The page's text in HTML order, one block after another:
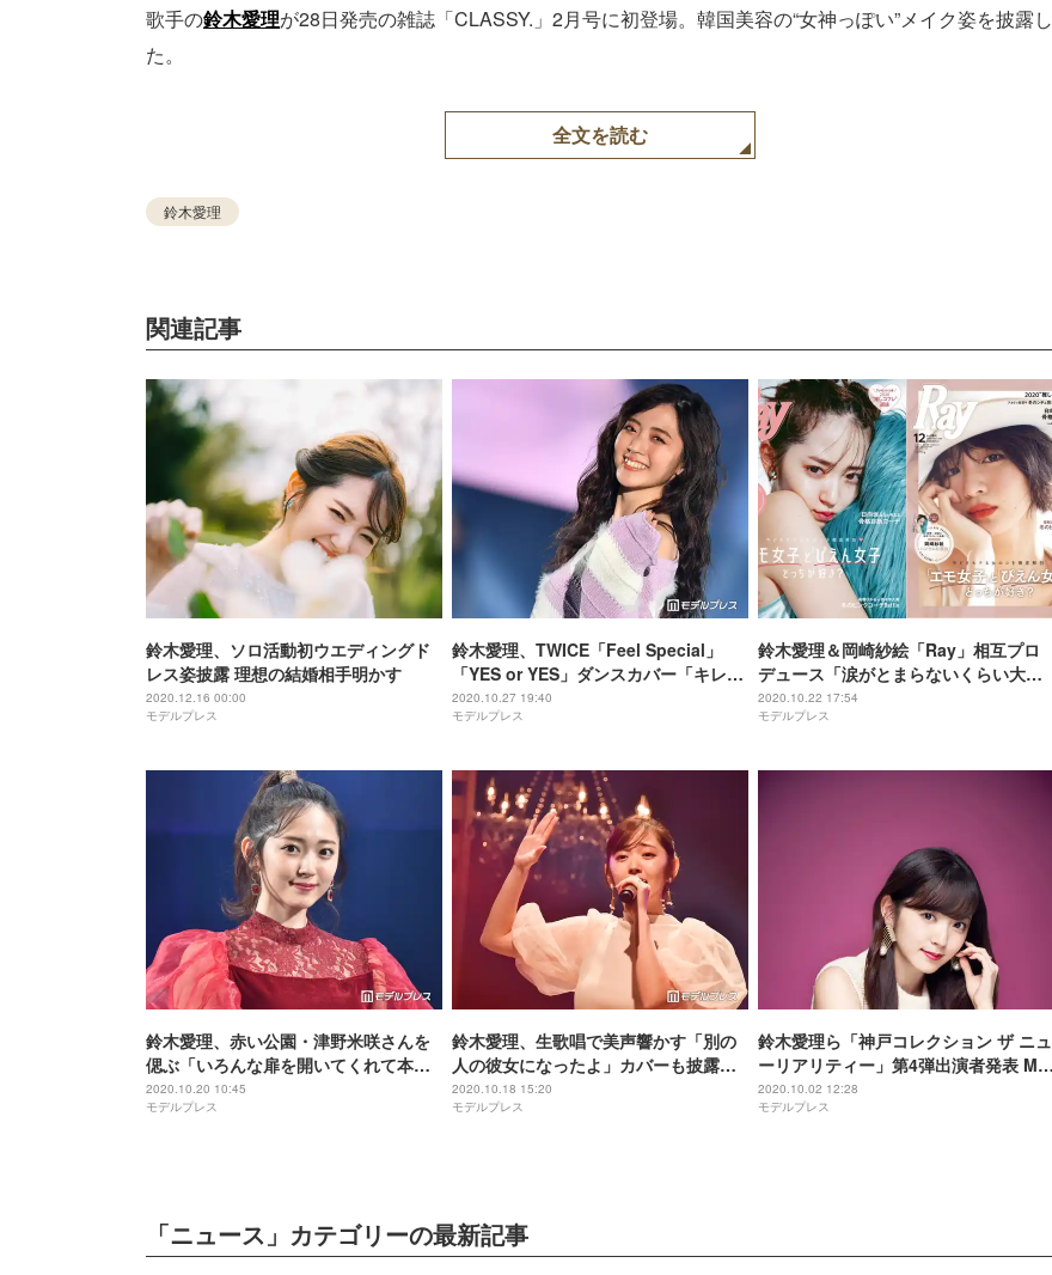
歌手の鈴木愛理が28日発売の雑誌「CLASSY.」2月号に初登場。韓国美容の“女神っぽい”メイク姿を披露し
た。
全文を読む
鈴木愛理
関連記事
鈴木愛理、ソロ活動初ウエディングド
レス姿披露 理想の結婚相手明かす
2020.12.16 00:00
モデルプレス
鈴木愛理、TWICE「Feel Special」
「YES or YES」ダンスカバー「キレが
すごい」の声
2020.10.27 19:40
モデルプレス
鈴木愛理＆岡崎紗絵「Ray」相互プロ
デュース「涙がとまらないくらい大満
足」
2020.10.22 17:54
モデルプレス
鈴木愛理、赤い公園・津野米咲さんを
偲ぶ「いろんな扉を開いてくれて本当
にありがとう」ハロプロに楽曲提供
2020.10.20 10:45
モデルプレス
鈴木愛理、生歌唱で美声響かす「別の
人の彼女になったよ」カバーも披露＜
神戸コレクション ザ ニューリアリティ
ー＞
2020.10.18 15:20
モデルプレス
鈴木愛理ら「神戸コレクション ザ ニュ
ーリアリティー」第4弾出演者発表 MC
が決定
2020.10.02 12:28
モデルプレス
「ニュース」カテゴリーの最新記事